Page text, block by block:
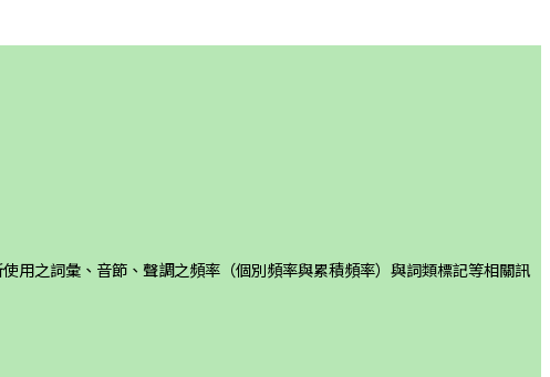
用之詞彙、音節、聲調之頻率（個別頻率與累積頻率）與詞類標記等相關訊